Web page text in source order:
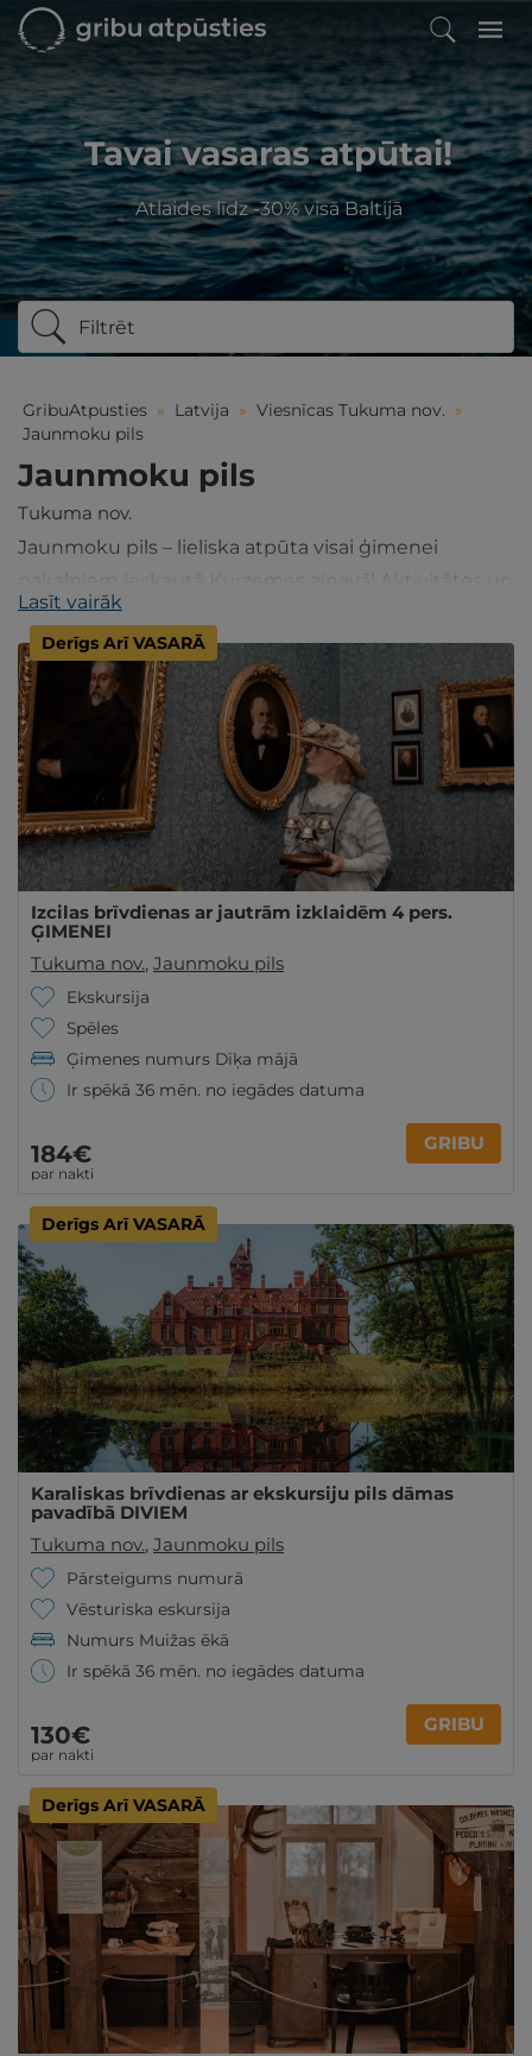
Tavai vasaras atpūtai!
Atlaides līdz -30% visā Baltijā
Filtrēt
GribuAtpusties » Latvija » Viesnīcas Tukuma nov. »
Jaunmoku pils
Jaunmoku pils
Tukuma nov.
Jaunmoku pils – lieliska atpūta visai ģimenei
pakalniem ieskautā Kurzemes ainavā! Aktivitātes un
ekskursijas, pasākumi, nakšņošana - viss skaistai
atpūtai!
Lasīt vairāk
Derīgs Arī VASARĀ
Izcilas brīvdienas ar jautrām izklaidēm 4 pers.
ĢIMENEI
Tukuma nov., Jaunmoku pils
Ekskursija
Spēles
Ģimenes numurs Dīķa mājā
Ir spēkā 36 mēn. no iegādes datuma
184€
par nakti
GRIBU
Derīgs Arī VASARĀ
Karaliskas brīvdienas ar ekskursiju pils dāmas
pavadībā DIVIEM
Tukuma nov., Jaunmoku pils
Pārsteigums numurā
Vēsturiska eskursija
Numurs Muižas ēkā
Ir spēkā 36 mēn. no iegādes datuma
130€
par nakti
GRIBU
Derīgs Arī VASARĀ